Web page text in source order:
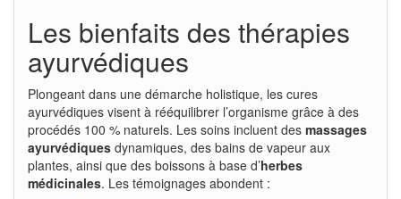
Les bienfaits des thérapies
ayurvédiques
Plongeant dans une démarche holistique, les cures
ayurvédiques visent à rééquilibrer l’organisme grâce à des
procédés 100 % naturels. Les soins incluent des massages
ayurvédiques dynamiques, des bains de vapeur aux
plantes, ainsi que des boissons à base d’herbes
médicinales. Les témoignages abondent :